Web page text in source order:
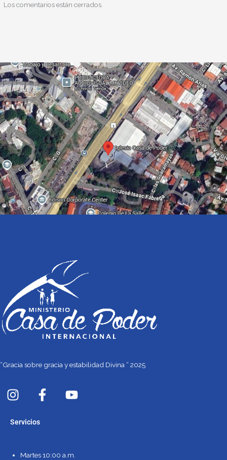
Los comentarios están cerrados.
“Gracia sobre gracia y estabilidad Divina “ 2025
I
n
t
g
F
a
o
Y
o
b
Servicios
Martes 10:00 a.m.